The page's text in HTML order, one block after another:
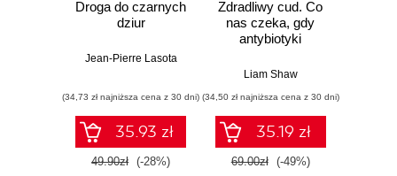
Droga do czarnych
dziur
Jean-Pierre Lasota
(34,73 zł najniższa cena z 30 dni)
35.93 zł
49.90zł (-28%)
Zdradliwy cud. Co
nas czeka, gdy
antybiotyki
Liam Shaw
(34,50 zł najniższa cena z 30 dni)
35.19 zł
69.00zł (-49%)